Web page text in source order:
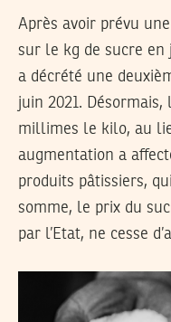
Après avoir prévu
sur le kg de sucre en
a décrété une
juin 2021.
millimes le kilo, au
augmentation a
produits pâtissiers,
somme, le prix du
par l’Etat, ne cesse